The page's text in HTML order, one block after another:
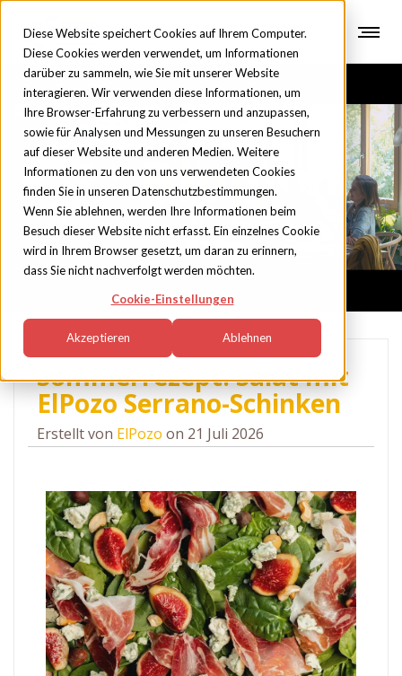
Diese Website speichert Cookies auf Ihrem Computer.
Diese Cookies werden verwendet, um Informationen
darüber zu sammeln, wie Sie mit unserer Website
interagieren. Wir verwenden diese Informationen, um
Ihre Browser-Erfahrung zu verbessern und anzupassen,
sowie für Analysen und Messungen zu unseren Besuchern
auf dieser Website und anderen Medien. Weitere
Informationen zu den von uns verwendeten Cookies
finden Sie in unseren Datenschutzbestimmungen.
Wenn Sie ablehnen, werden Ihre Informationen beim
Besuch dieser Website nicht erfasst. Ein einzelnes Cookie
wird in Ihrem Browser gesetzt, um daran zu erinnern,
dass Sie nicht nachverfolgt werden möchten.
Cookie-Einstellungen
Akzeptieren Ablehnen
Blog
Sommerrezept: Salat mit
ElPozo Serrano-Schinken
Erstellt von ElPozo on 21 Juli 2026